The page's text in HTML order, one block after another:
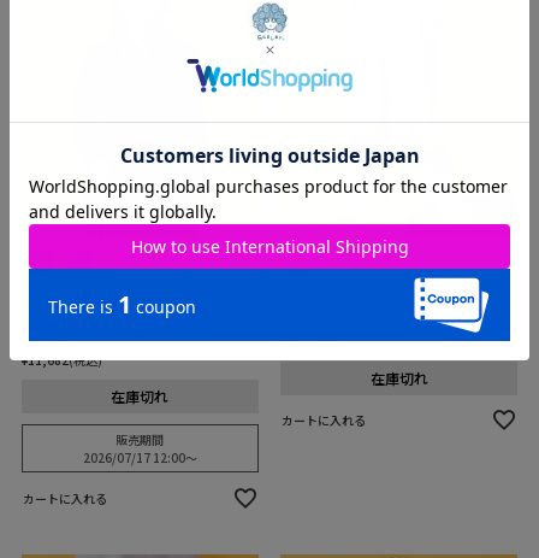
562220：蝶襟刺繍 スモッキングデニムシ
12,980
¥11,682 税込
在庫切れ
販売期間
2026/07/17 12:00〜
カートに入れる
162646：サイドライン入り ジャージ×デ
¥13,970 税込
在庫切れ
カートに入れる